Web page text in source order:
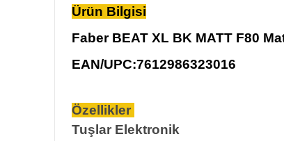
Ürün Bilgisi
Faber BEAT XL BK MATT F80
EAN/UPC:7612986323016
Özellikler
Tuşlar Elektronik